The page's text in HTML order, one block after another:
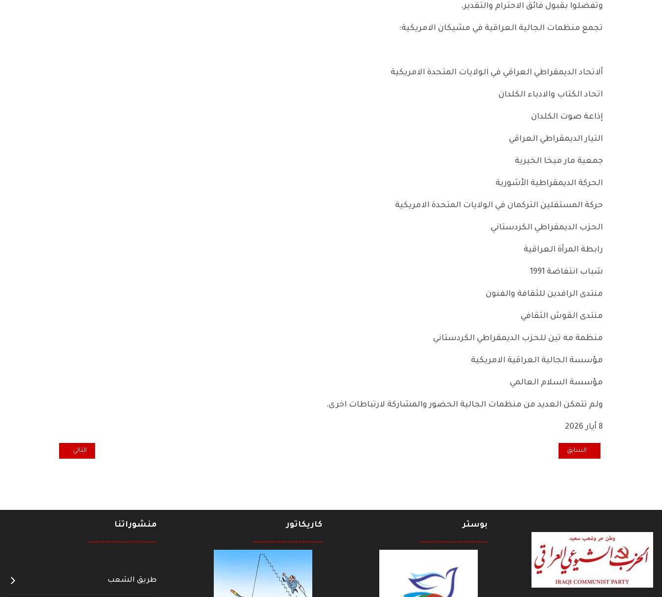
وتفضلوا بقبول فائق الاحترام والتقدير.
تجمع منظمات الجالية العراقية في مشيكان الامريكية:
ألاتحاد الديمقراطي العراقي في الولايات المتحدة الامريكية
اتحاد الكتاب والادباء الكلدان
إذاعة صوت الكلدان
التيار الديمقراطي العراقي
جمعية مار ميخا الخيرية
الحركة الديمقراطية الأشورية
حركة المستقلين التركمان في الولايات المتحدة الامريكية
الحزب الديمقراطي الكردستاني
رابطة المرأة العراقية
شباب انتفاضة 1991
منتدى الرافدين للثقافة والفنون
منتدى القوش الثقافي
منظمة مه تين للحزب الديمقراطي الكردستاني
مؤسسة الجالية العراقية الامريكية
مؤسسة السلام العالمي
ولم تتمكن العديد من منظمات الجالية الحضور والمشاركة لارتباطات اخرى.
8 أيار 2026
المقال السابق: إضراب عام 1926: الإمكانية الثورية، خيانة الإصلاحيين، والدروس لليوم/ د. ديلان مورفي
السابق المقال التالي: كادت أن تكون ثورة: الإضراب العام في
التالي
بوستر
--------------------
كاريكاتور
--------------------
منشوراتنا
--------------------
طريق الشعب